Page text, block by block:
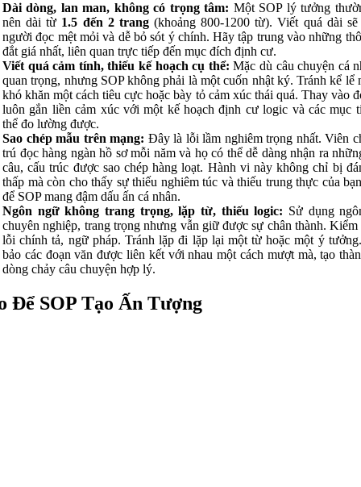
Dài dòng, lan man, không có trọng tâm: Một SOP lý tưởng
nên dài từ 1.5 đến 2 trang(khoảng 800-1200 từ). Viết quá dài sẽ
người đọc mệt mỏi và dễ bỏ sót ý chính. Hãy tập trung vào những
đắt giá nhất, liên quan trực tiếp đến mục đích định cư.
Viết quá cảm tính, thiếu kế hoạch cụ thể: Mặc dù câu chuyện cá
quan trọng, nhưng SOP không phải là một cuốn nhật ký. Tránh kể lể
khó khăn một cách tiêu cực hoặc bày tỏ cảm xúc thái quá. Thay vào
luôn gắn liền cảm xúc với một kế hoạch định cư logic và các mục
thể đo lường được.
Sao chép mẫu trên mạng: Đây là lỗi lầm nghiêm trọng nhất. Viên
trú đọc hàng ngàn hồ sơ mỗi năm và họ có thể dễ dàng nhận ra
câu, cấu trúc được sao chép hàng loạt. Hành vi này không chỉ bị
thấp mà còn cho thấy sự thiếu nghiêm túc và thiếu trung thực của
để SOP mang đậm dấu ấn cá nhân.
Ngôn ngữ không trang trọng, lặp từ, thiếu logic: Sử dụng
chuyên nghiệp, trang trọng nhưng vẫn giữ được sự chân thành.
lỗi chính tả, ngữ pháp. Tránh lặp đi lặp lại một từ hoặc một ý
bảo các đoạn văn được liên kết với nhau một cách mượt mà, tạo
dòng chảy câu chuyện hợp lý.
Để SOP Tạo Ấn Tượng